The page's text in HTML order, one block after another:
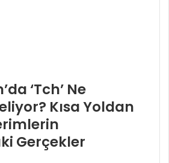
‘Tch’ Ne
Kısa Yoldan
Gerçekler